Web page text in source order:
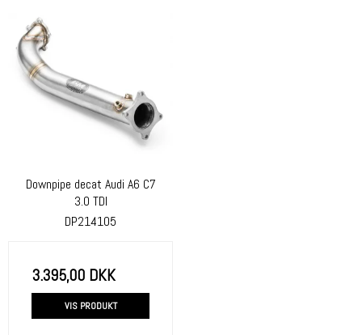
Downpipe decat Audi A6 C7
3.0 TDI
DP214105
3.395,00 DKK
VIS PRODUKT